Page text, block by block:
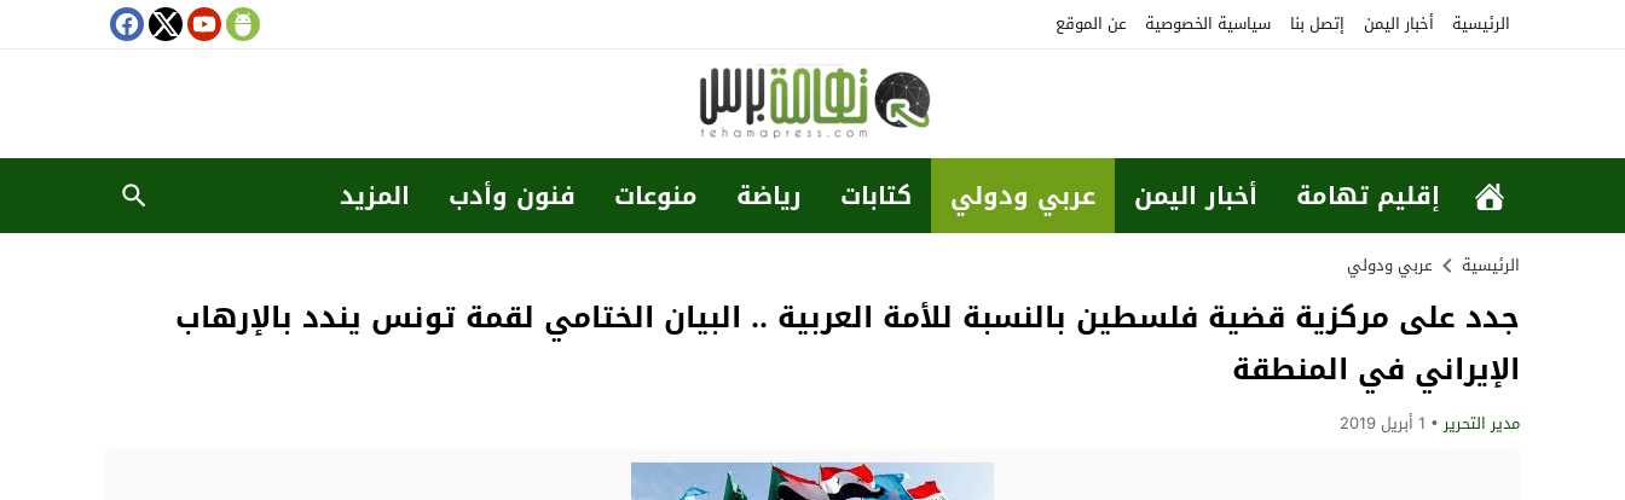
الرئيسية أخبار اليمن إتصل بنا سياسية الخصوصية عن الموقع
إقليم تهامة أخبار اليمن عربي ودولي كتابات رياضة منوعات فنون وأدب المزيد
الرئيسية عربي ودولي
جدد على مركزية قضية فلسطين بالنسبة للأمة العربية .. البيان الختامي لقمة تونس يندد بالإرهاب
الإيراني في المنطقة
مدير التحرير 1 أبريل 2019